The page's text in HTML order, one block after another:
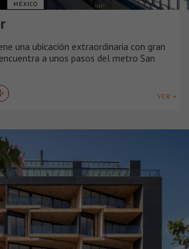
MÉXICO
una ubicación extraordinaria con gran
a unos pasos del metro San
VER +